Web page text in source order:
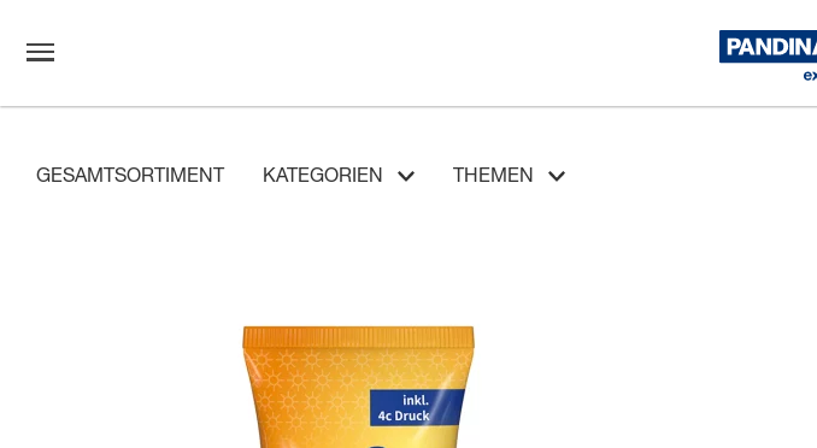
GESAMTSORTIMENT KATEGORIEN THEMEN